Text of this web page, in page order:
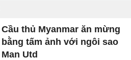
Cầu thủ Myanmar ăn mừng
bằng tấm ảnh với ngôi sao
Man Utd